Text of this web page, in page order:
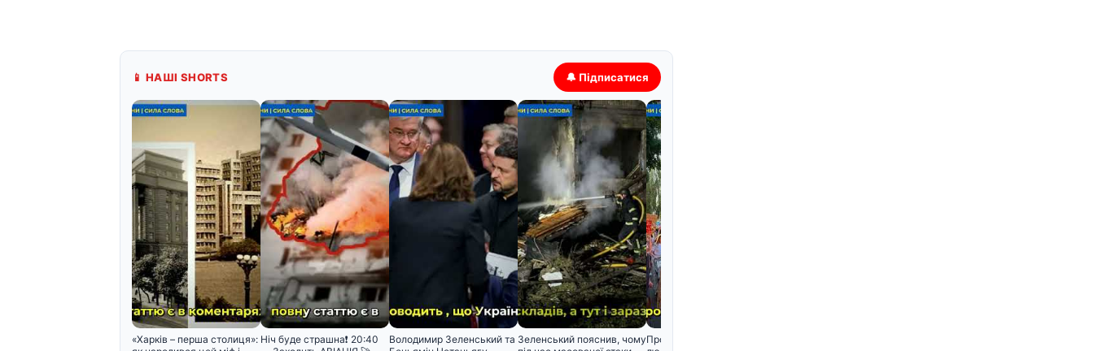
📱 НАШІ SHORTS 🔔 Підписатися
«Харків – перша столиця»: Hiч бyдe cтpaшнa❗️ 20:40
Володимир Зеленський та Зеленський пояснив, чомуПротести у Києві: тисячі